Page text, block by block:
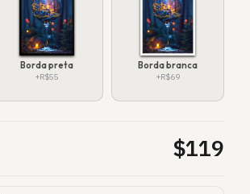
Borda preta
+R$55
Borda branca
+R$69
$119